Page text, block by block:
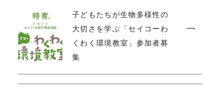
子どもたちが生物多様性の
大切さを学ぶ「セイコーわ
くわく環境教室」参加者募
集